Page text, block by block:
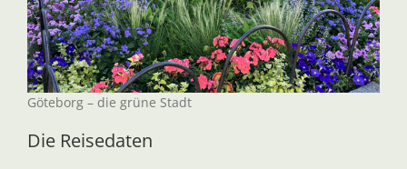
Göteborg – die grüne Stadt
Die Reisedaten